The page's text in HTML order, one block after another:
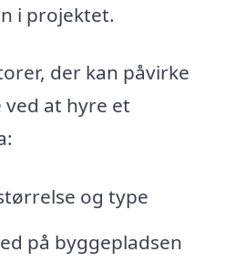
i projektet.
der kan påvirke
at hyre et
og type
på byggepladsen